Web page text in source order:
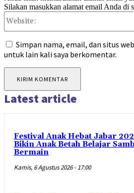
Silakan masukkan alamat email Anda di
Simpan nama, email, dan situs
untuk lain kali saya berkomentar.
Latest article
Festival Anak Hebat Jabar
Bikin Anak Betah Belajar
Bermain
Kamis, 6 Agustus 2026 - 17:00